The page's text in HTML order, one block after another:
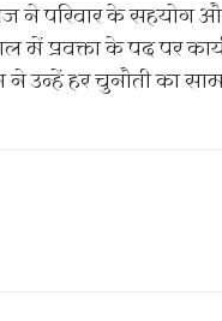
ने परिवार के सहयोग
प्रवक्ता के पद पर
ने उन्हें हर चुनौती का